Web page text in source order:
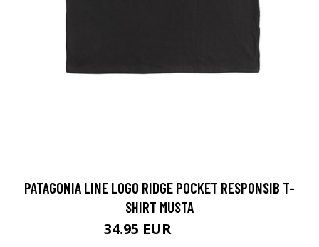
PATAGONIA LINE LOGO RIDGE POCKET RESPONSIB T-
SHIRT MUSTA
34.95 EUR